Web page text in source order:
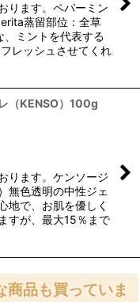
ります。ペパーミン
蒸留部位：全草
ミントを代表する
レッシュさせてくれ
（KENSO）100g
ります。ケンソージ
無色透明の中性ジェ
地で、お肌を優しく
すが、最大15％まで
商品も買っていま